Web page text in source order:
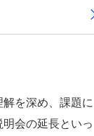
を深め、課題に
会の延長といっ